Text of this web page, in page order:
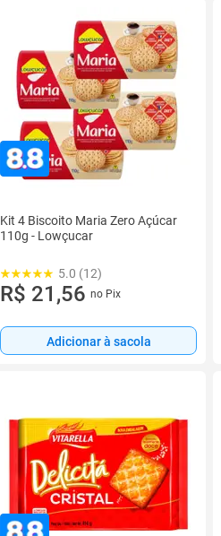
Kit 4 Biscoito Maria Zero Açúcar
110g - Lowçucar
5.0 (12)
R$ 21,56 no Pix
Adicionar à sacola